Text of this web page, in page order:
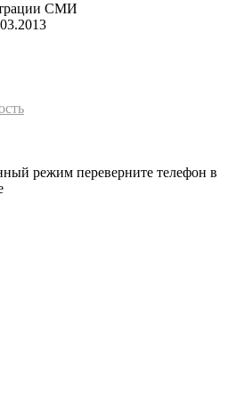
СМИ
режим переверните телефон в